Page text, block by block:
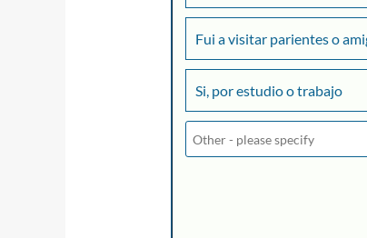
Fui a visitar parientes o
Si, por estudio o trabajo